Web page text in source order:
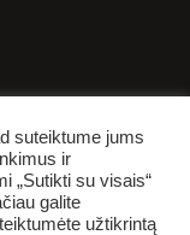
suteiktume jums
ir
„Sutikti su visais“
galite
užtikrintą